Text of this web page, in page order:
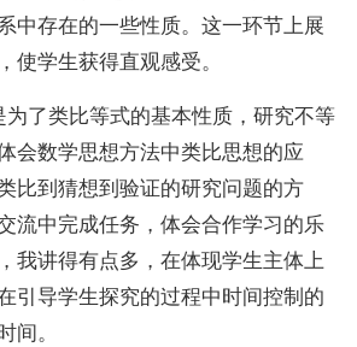
中存在的一些性质。这一环节上展
使学生获得直观感受。
了类比等式的基本性质，研究不等
会数学思想方法中类比思想的应
比到猜想到验证的研究问题的方
流中完成任务，体会合作学习的乐
我讲得有点多，在体现学生主体上
引导学生探究的过程中时间控制的
间。